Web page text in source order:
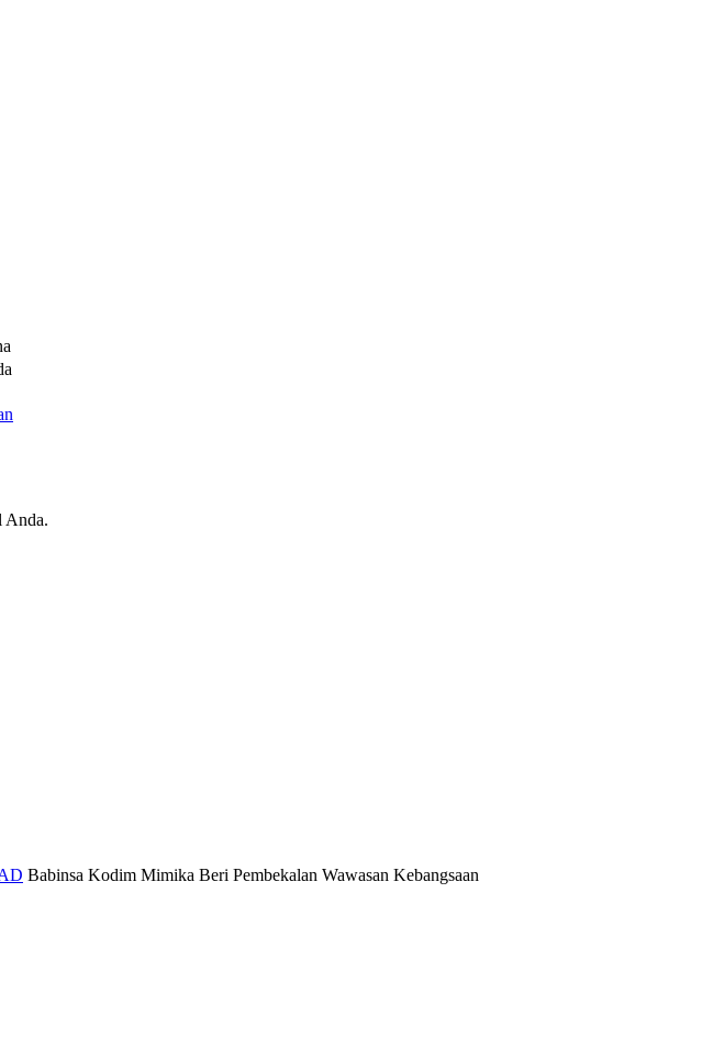
Anda.
Babinsa Kodim Mimika Beri Pembekalan Wawasan Kebangsaan